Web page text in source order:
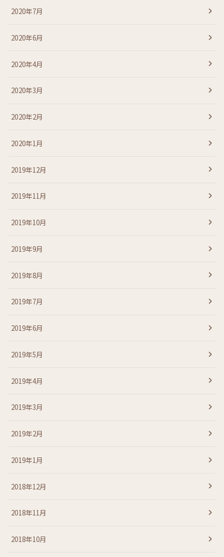
2020年7月
2020年6月
2020年4月
2020年3月
2020年2月
2020年1月
2019年12月
2019年11月
2019年10月
2019年9月
2019年8月
2019年7月
2019年6月
2019年5月
2019年4月
2019年3月
2019年2月
2019年1月
2018年12月
2018年11月
2018年10月